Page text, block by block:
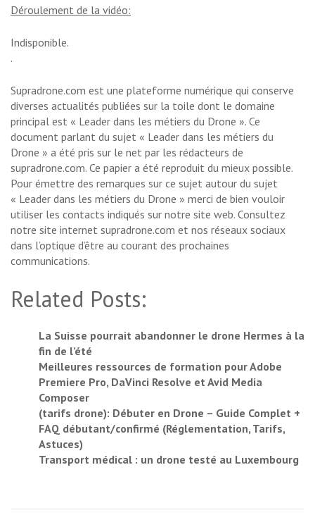
Déroulement de la vidéo:
Indisponible.
.
Supradrone.com est une plateforme numérique qui conserve
diverses actualités publiées sur la toile dont le domaine
principal est « Leader dans les métiers du Drone ». Ce
document parlant du sujet « Leader dans les métiers du
Drone » a été pris sur le net par les rédacteurs de
supradrone.com. Ce papier a été reproduit du mieux possible.
Pour émettre des remarques sur ce sujet autour du sujet
« Leader dans les métiers du Drone » merci de bien vouloir
utiliser les contacts indiqués sur notre site web. Consultez
notre site internet supradrone.com et nos réseaux sociaux
dans l’optique d’être au courant des prochaines
communications.
Related Posts:
La Suisse pourrait abandonner le drone Hermes à la
fin de l’été
Meilleures ressources de formation pour Adobe
Premiere Pro, DaVinci Resolve et Avid Media
Composer
(tarifs drone): Débuter en Drone – Guide Complet +
FAQ débutant/confirmé (Réglementation, Tarifs,
Astuces)
Transport médical : un drone testé au Luxembourg